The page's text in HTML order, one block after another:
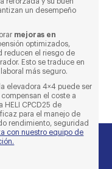
un desempeño
mejoras en
optimizados,
reducen el riesgo de
Esto se traduce en
más seguro.
elevadora 4×4 puede ser
compensan el coste a
HELI CPCD25 de
para el manejo de
rendimiento, seguridad
con nuestro equipo de